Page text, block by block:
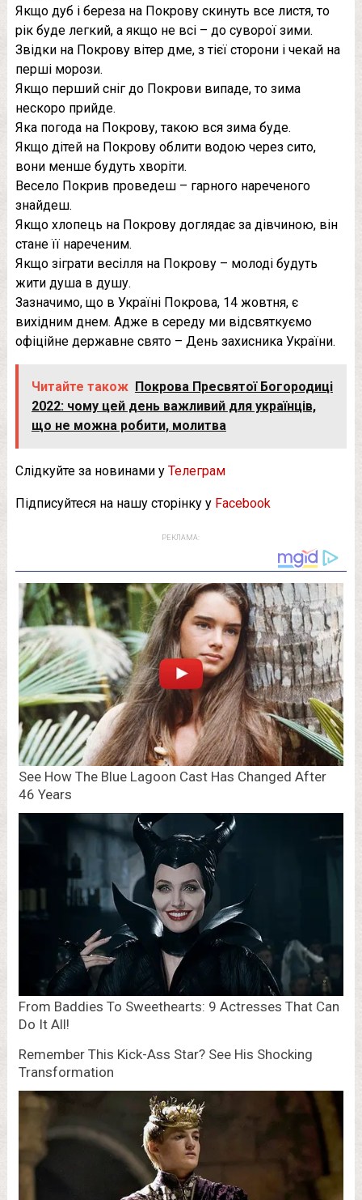
Якщо дуб і береза на Покрову скинуть все листя, то
рік буде легкий, а якщо не всі – до суворої зими.
Звідки на Покрову вітер дме, з тієї сторони і чекай на
перші морози.
Якщо перший сніг до Покрови випаде, то зима
нескоро прийде.
Яка погода на Покрову, такою вся зима буде.
Якщо дітей на Покрову облити водою через сито,
вони менше будуть хворіти.
Весело Покрив проведеш – гарного нареченого
знайдеш.
Якщо хлопець на Покрову доглядає за дівчиною, він
стане її нареченим.
Якщо зіграти весілля на Покрову – молоді будуть
жити душа в душу.
Зазначимо, що в Україні Покрова, 14 жовтня, є
вихідним днем. Адже в середу ми відсвяткуємо
офіційне державне свято – День захисника України.
Читайте також Покрова Пресвятої Богородиці
2022: чому цей день важливий для українців,
що не можна робити, молитва
Слідкуйте за новинами у Телеграм
Підписуйтеся на нашу сторінку у Facebook
РЕКЛАМА: